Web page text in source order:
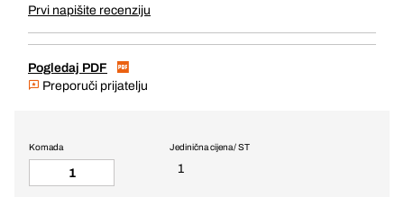
Prvi napišite recenziju
Pogledaj PDF
Preporuči prijatelju
Jedinična cijena / ST
1
Komada